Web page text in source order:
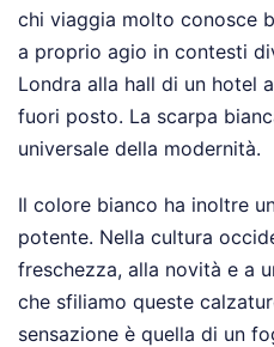
chi viaggia molto conosce
a proprio agio in contesti
Londra alla hall di un hotel
fuori posto. La scarpa
universale della modernità.
Il colore bianco ha inoltre
potente. Nella cultura
freschezza, alla novità e a
che sfiliamo queste
sensazione è quella di un